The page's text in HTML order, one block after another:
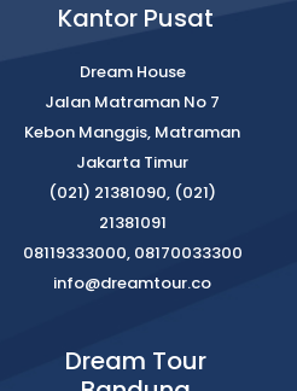
Kantor Pusat
Dream House
Jalan Matraman No 7
Kebon Manggis, Matraman
Jakarta Timur
(021) 21381090, (021)
21381091
08119333000, 08170033300
info@dreamtour.co
Dream Tour